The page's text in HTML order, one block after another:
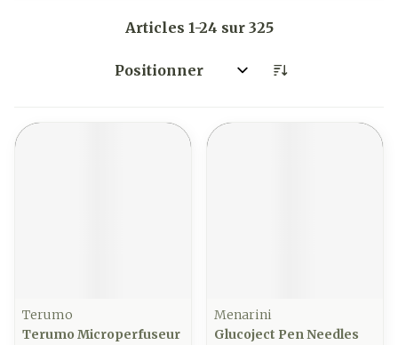
Articles 1-24 sur 325
Trier par:
Terumo
Terumo Microperfuseur
Menarini
Glucoject Pen Needles